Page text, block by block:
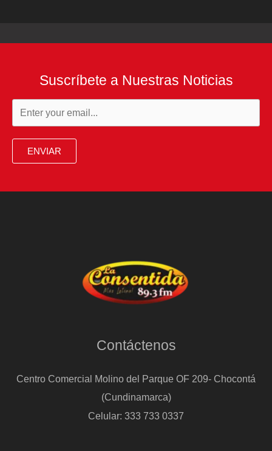
Suscríbete a Nuestras Noticias
ENVIAR
Contáctenos
Centro Comercial Molino del Parque OF 209- Chocontá
(Cundinamarca)
Celular: 333 733 0337